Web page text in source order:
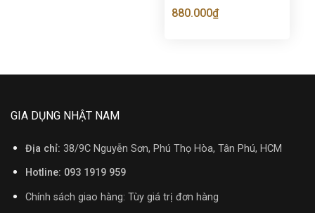
880.000₫
GIA DỤNG NHẬT NAM
Địa chỉ: 38/9C Nguyễn Sơn, Phú Thọ Hòa, Tân Phú, HCM
Hotline: 093 1919 959
Chính sách giao hàng: Tùy giá trị đơn hàng